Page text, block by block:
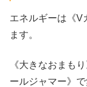
エネルギーは《V
ます。
《大きなおまも
ールジャマー》